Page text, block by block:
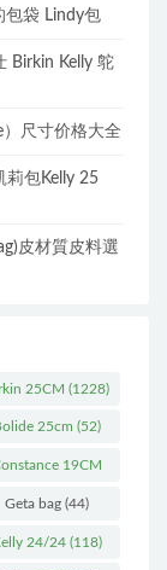
包袋 Lindy包
Birkin Kelly 鸵
尺寸价格大全
莉包Kelly 25
皮材質皮料選
25CM (1228)
25cm (52)
19CM
(571)
Geta bag (44)
24/24 (118)